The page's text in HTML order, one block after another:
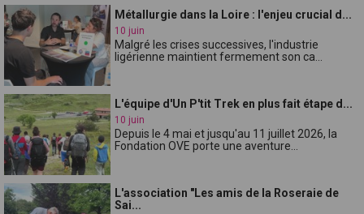
Métallurgie dans la Loire : l'enjeu crucial d...
10 juin
Malgré les crises successives, l'industrie
ligérienne maintient fermement son ca...
L'équipe d'Un P'tit Trek en plus fait étape d...
10 juin
Depuis le 4 mai et jusqu'au 11 juillet 2026, la
Fondation OVE porte une aventure...
L'association "Les amis de la Roseraie de
Sai...